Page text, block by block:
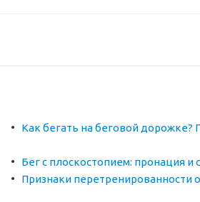
Как бегать на беговой
Бег с плоскостопием: пронация и
Признаки перетренированности